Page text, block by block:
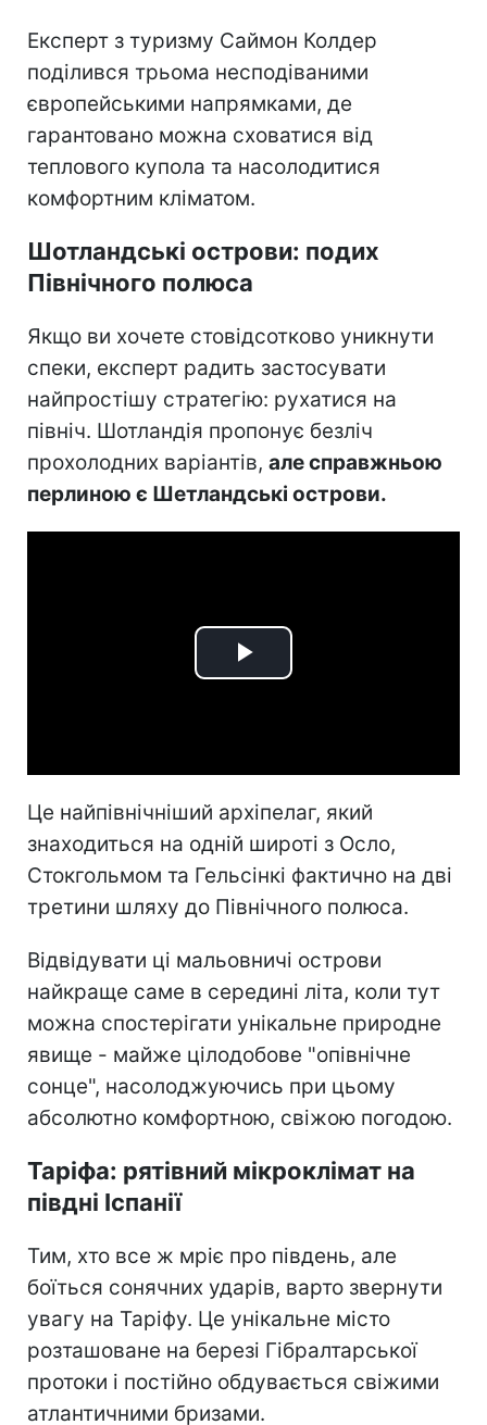
Експерт з туризму Саймон Колдер
поділився трьома несподіваними
європейськими напрямками, де
гарантовано можна сховатися від
теплового купола та насолодитися
комфортним кліматом.
Шотландські острови: подих
Північного полюса
Якщо ви хочете стовідсотково уникнути
спеки, експерт радить застосувати
найпростішу стратегію: рухатися на
північ. Шотландія пропонує безліч
прохолодних варіантів, але справжньою
перлиною є Шетландські острови.
Play
Це найпівнічніший архіпелаг, який
знаходиться на одній широті з Осло,
Стокгольмом та Гельсінкі фактично на дві
третини шляху до Північного полюса.
Відвідувати ці мальовничі острови
найкраще саме в середині літа, коли тут
можна спостерігати унікальне природне
явище - майже цілодобове "опівнічне
сонце", насолоджуючись при цьому
абсолютно комфортною, свіжою погодою.
Таріфа: рятівний мікроклімат на
півдні Іспанії
Тим, хто все ж мріє про південь, але
боїться сонячних ударів, варто звернути
увагу на Таріфу. Це унікальне місто
розташоване на березі Гібралтарської
протоки і постійно обдувається свіжими
атлантичними бризами.